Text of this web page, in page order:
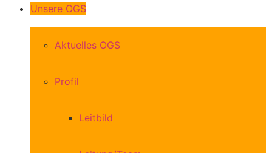
Unsere OGS
Aktuelles OGS
Profil
Leitbild